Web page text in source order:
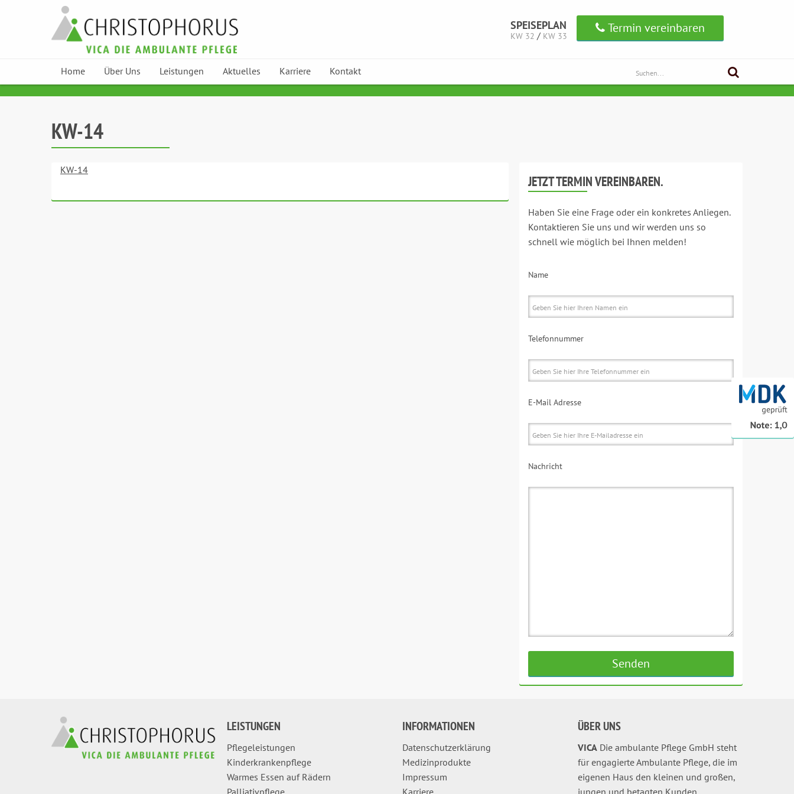
SPEISEPLAN
KW 32 / KW 33
Termin vereinbaren
Home Über Uns Leistungen Aktuelles Karriere Kontakt
KW-14
KW-14
JETZT TERMIN VEREINBAREN.
Haben Sie eine Frage oder ein konkretes Anliegen.
Kontaktieren Sie uns und wir werden uns so
schnell wie möglich bei Ihnen melden!
Name
Telefonnummer
E-Mail Adresse
Nachricht
LEISTUNGEN
Pflegeleistungen
Kinderkrankenpflege
Warmes Essen auf Rädern
INFORMATIONEN
Datenschutzerklärung
Medizinprodukte
Impressum
ÜBER UNS
VICADie ambulante Pflege GmbH steht
für engagierte Ambulante Pflege, die im
eigenen Haus den kleinen und großen,